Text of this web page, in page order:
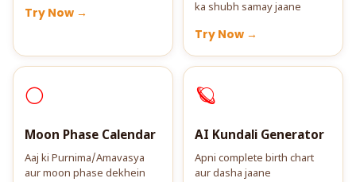
Try Now →
ka shubh samay jaane
Try Now →
🌕
Moon Phase Calendar
Aaj ki Purnima/Amavasya
aur moon phase dekhein
🪐
AI Kundali Generator
Apni complete birth chart
aur dasha jaane